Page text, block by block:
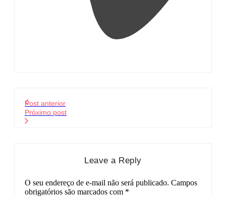
Post anterior
Próximo post
Leave a Reply
O seu endereço de e-mail não será publicado. Campos
obrigatórios são marcados com *